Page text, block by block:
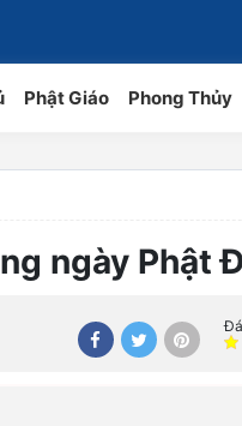
Phật Giáo Phong Thủy
ngày Phật